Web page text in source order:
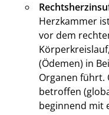
Herzkammer
vor dem
(Ödemen) in
Organen führt.
betroffen
beginnend mit